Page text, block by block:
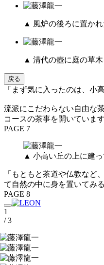
▲ 風炉の後ろに置か
▲ 清代の壺に庭の草木
戻る
「まず気に入ったのは、小
流派にこだわらない自由な
コースの茶事を開いています
PAGE 7
▲ 小高い丘の上に建
「もともと茶道や仏教など
て自然の中に身を置いてみ
PAGE 8
1
/ 3